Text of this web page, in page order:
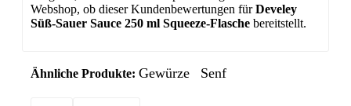
Webshop, ob dieser Kundenbewertungen fürDeveley
Süß-Sauer Sauce 250 ml Squeeze-Flasche bereitstellt.
Ähnliche Produkte: Gewürze Senf